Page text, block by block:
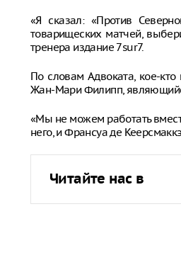
«Я сказал: «Против
товарищеских матчей,
тренера издание 7sur7.
По словам Адвоката, кое-кто
Жан-Мари Филипп,
«Мы не можем работать
него, и Франсуа де
Читайте нас в